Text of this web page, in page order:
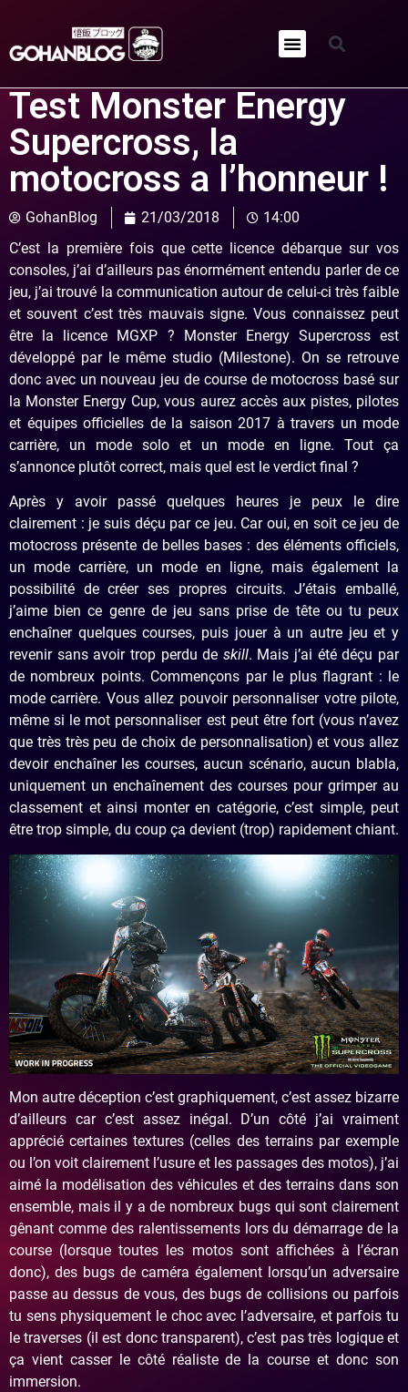
Test Monster Energy
Supercross, la
motocross a l’honneur !
GohanBlog 21/03/2018
14:00
C’est la première fois que cette licence débarque sur vos
consoles, j’ai d’ailleurs pas énormément entendu parler de ce
jeu, j’ai trouvé la communication autour de celui-ci très faible
et souvent c’est très mauvais signe. Vous connaissez peut
être la licence MGXP ? Monster Energy Supercross est
développé par le même studio (Milestone). On se retrouve
donc avec un nouveau jeu de course de motocross basé sur
la Monster Energy Cup, vous aurez accès aux pistes, pilotes
et équipes officielles de la saison 2017 à travers un mode
carrière, un mode solo et un mode en ligne. Tout ça
s’annonce plutôt correct, mais quel est le verdict final ?
Après y avoir passé quelques heures je peux le dire
clairement : je suis déçu par ce jeu. Car oui, en soit ce jeu de
motocross présente de belles bases : des éléments officiels,
un mode carrière, un mode en ligne, mais également la
possibilité de créer ses propres circuits. J’étais emballé,
j’aime bien ce genre de jeu sans prise de tête ou tu peux
enchaîner quelques courses, puis jouer à un autre jeu et y
revenir sans avoir trop perdu de skill. Mais j’ai été déçu par
de nombreux points. Commençons par le plus flagrant : le
mode carrière. Vous allez pouvoir personnaliser votre pilote,
même si le mot personnaliser est peut être fort (vous n’avez
que très très peu de choix de personnalisation) et vous allez
devoir enchaîner les courses, aucun scénario, aucun blabla,
uniquement un enchaînement des courses pour grimper au
classement et ainsi monter en catégorie, c’est simple, peut
être trop simple, du coup ça devient (trop) rapidement chiant.
Mon autre déception c’est graphiquement, c’est assez bizarre
d’ailleurs car c’est assez inégal. D’un côté j’ai vraiment
apprécié certaines textures (celles des terrains par exemple
ou l’on voit clairement l’usure et les passages des motos), j’ai
aimé la modélisation des véhicules et des terrains dans son
ensemble, mais il y a de nombreux bugs qui sont clairement
gênant comme des ralentissements lors du démarrage de la
course (lorsque toutes les motos sont affichées à l’écran
donc), des bugs de caméra également lorsqu’un adversaire
passe au dessus de vous, des bugs de collisions ou parfois
tu sens physiquement le choc avec l’adversaire, et parfois tu
le traverses (il est donc transparent), c’est pas très logique et
ça vient casser le côté réaliste de la course et donc son
immersion.